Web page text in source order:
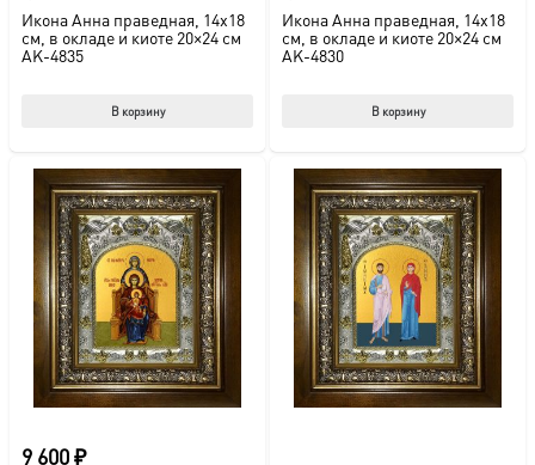
Икона Анна праведная, 14х18
см, в окладе и киоте 20×24 см
AK-4835
В корзину
Икона Анна праведная, 14х18
см, в окладе и киоте 20×24 см
AK-4830
В корзину
9 600₽